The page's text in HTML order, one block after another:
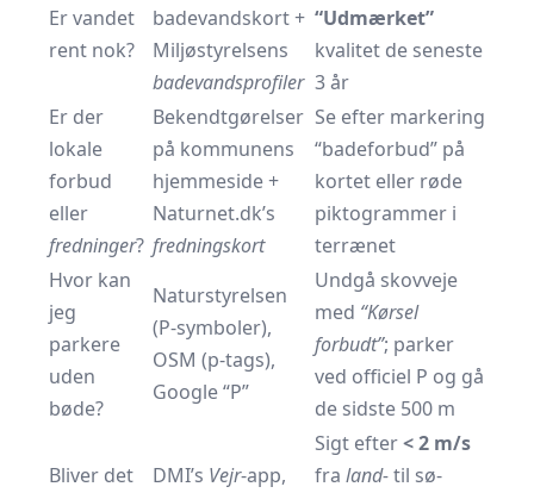
Er vandet
rent nok?
badevandskort +
Miljøstyrelsens
badevandsprofiler
“Udmærket”
kvalitet de seneste
3 år
Er der
lokale
forbud
eller
fredninger?
Bekendtgørelser
på kommunens
hjemmeside +
Naturnet.dk’s
fredningskort
Se efter markering
“badeforbud” på
kortet eller røde
piktogrammer i
terrænet
Hvor kan
jeg
parkere
uden
bøde?
Naturstyrelsen
(P-symboler),
OSM (p-tags),
Google “P”
Undgå skovveje
med “Kørsel
forbudt”; parker
ved officiel P og gå
de sidste 500 m
Bliver det
DMI’s Vejr-app,
Sigt efter< 2 m/s
fra land-til sø-